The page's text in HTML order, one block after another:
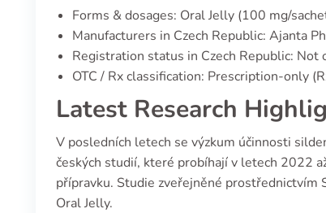
Forms & dosages: Oral Jelly (100 mg/
Manufacturers in Czech Republic: Ajanta
Registration status in Czech Republic:
OTC / Rx classification: Prescription-only
Latest Research
V posledních letech se výzkum účinnosti
českých studií, které probíhají v letech 2022
přípravku. Studie zveřejněné prostřednictvím
Oral Jelly.